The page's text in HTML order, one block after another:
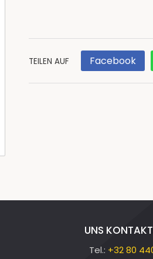
TEILEN AUF Facebook
UNS
Tel.: +32 80